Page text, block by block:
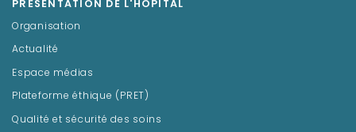
PRÉSENTATION DE L'HÔPITAL
Organisation
Actualité
Espace médias
Plateforme éthique (PRET)
Qualité et sécurité des soins